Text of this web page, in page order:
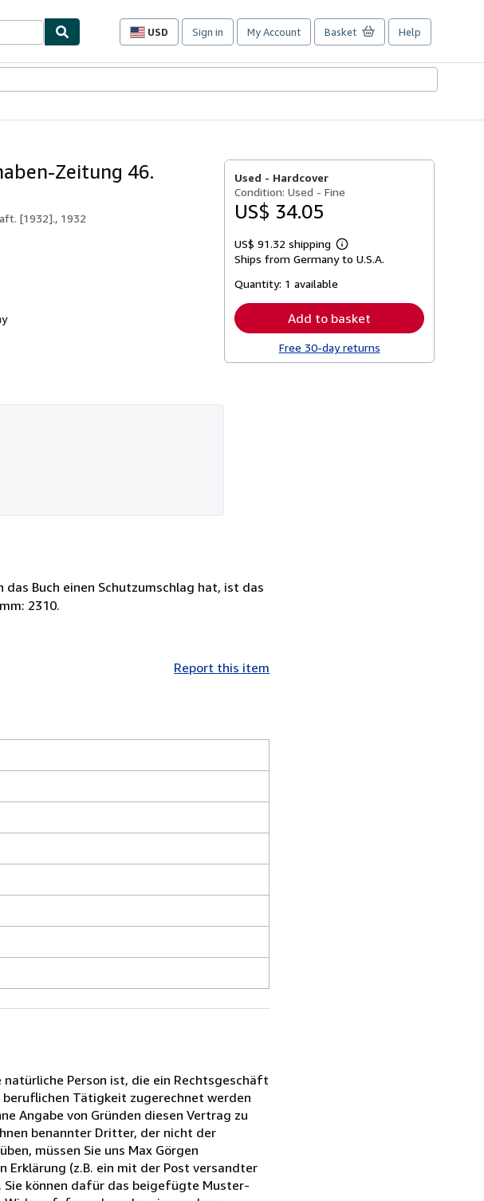
USD
Site
preferences
Sign in My Account Basket Help
Zeitung 46.
[1932]., 1932
Used - Hardcover
Condition: Used - Fine
US$ 34.05
US$ 91.32 shipping
Learn
more
Ships from Germany to U.S.A.
Quantity: 1 available
Add to basket
Free 30-day returns
Buch einen Schutzumschlag hat, ist das
2310.
Report this item
Person ist, die ein Rechtsgeschäft
Tätigkeit zugerechnet werden
Angabe von Gründen diesen Vertrag zu
benannter Dritter, der nicht der
müssen Sie uns Max Görgen
Erklärung (z.B. ein mit der Post versandter
können dafür das beigefügte Muster-